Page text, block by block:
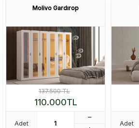
Molivo Gardırop
137.500TL
110.000TL
Adet Adet